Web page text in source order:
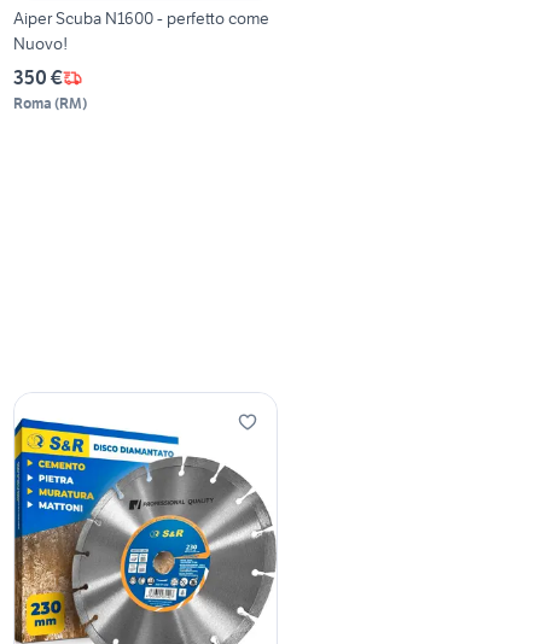
Aiper Scuba N1600 - perfetto come
Nuovo!
350 €
Roma (RM)